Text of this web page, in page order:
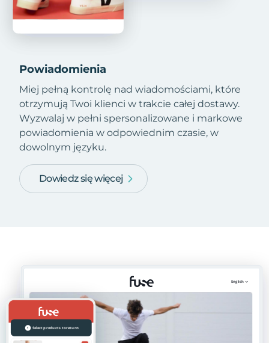
Powiadomienia
Miej pełną kontrolę nad wiadomościami, które
otrzymują Twoi klienci w trakcie całej dostawy.
Wyzwalaj w pełni spersonalizowane i markowe
powiadomienia w odpowiednim czasie, w
dowolnym języku.
Dowiedz się więcej